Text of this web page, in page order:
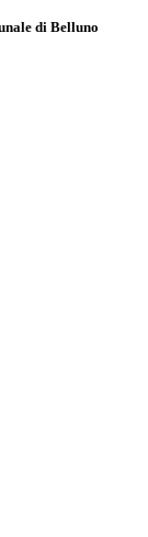
di Belluno